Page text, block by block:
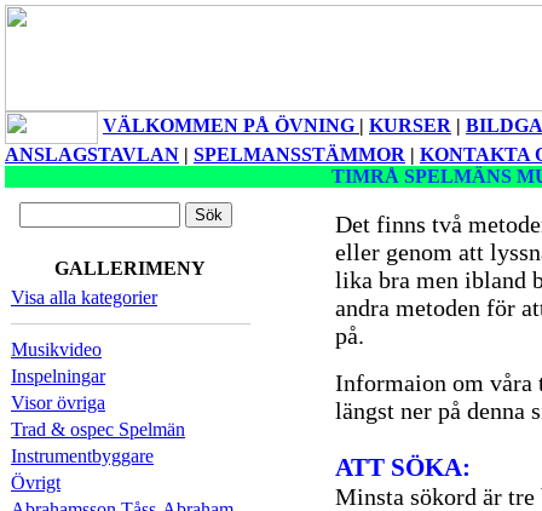
VÄLKOMMEN PÅ ÖVNING | KURSER |
ANSLAGSTAVLAN | SPELMANSSTÄMMOR | KONTAKTA
TIMRÅ SPELMÄNS
GALLERIMENY
Visa alla kategorier
Musikvideo
Inspelningar
Visor övriga
Trad & ospec Spelmän
Instrumentbyggare
Övrigt
Det finns två
eller genom att
lika bra men ibland
andra metoden för
på.
Informaion om våra
längst ner på denna
ATT SÖKA:
Minsta sökord är tre